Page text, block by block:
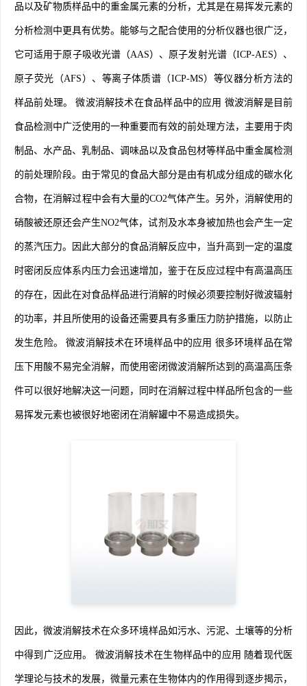
品以及矿物质样品中的重金属元素的分析，尤其是在易挥发元素的
分析检测中更具有优势。能够与之配合使用的分析仪器也很广泛，
它可适用于原子吸收光谱（AAS）、原子发射光谱（ICP-AES）、
原子荧光（AFS）、等离子体质谱（ICP-MS）等仪器分析方法的
样品前处理。 微波消解技术在食品样品中的应用 微波消解是目前
食品检测中广泛使用的一种重要而有效的前处理方法，主要用于肉
制品、水产品、乳制品、调味品以及食品包材等样品中重金属检测
的前处理阶段。由于常见的食品大部分是由有机成分组成的碳水化
合物，在消解过程中会有大量的CO2气体产生。另外，消解使用的
硝酸被还原还会产生NO2气体，试剂及水本身被加热也会产生一定
的蒸汽压力。因此大部分的食品消解反应中，当升高到一定的温度
时密闭反应体系内压力会迅速增加，鉴于在反应过程中有高温高压
的存在，因此在对食品样品进行消解的时候必须要控制好微波辐射
的功率，并且所使用的设备还需要具有多重压力防护措施，以防止
发生危险。 微波消解技术在环境样品中的应用 很多环境样品在常
压下用酸不易完全消解，而使用密闭微波消解所达到的高温高压条
件可以很好地解决这一问题，同时在消解过程中样品所包含的一些
易挥发元素也被很好地密闭在消解罐中不易造成损失。
因此，微波消解技术在众多环境样品如污水、污泥、土壤等的分析
中得到广泛应用。 微波消解技术在生物样品中的应用 随着现代医
学理论与技术的发展，微量元素在生物体内的作用得到逐步揭示，